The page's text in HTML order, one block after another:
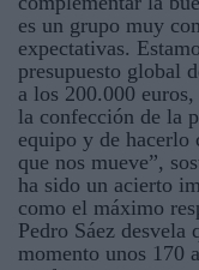
es un grupo muy
expectativas.
presupuesto global
a los 200.000
la confección de la
equipo y de hacerlo
que nos mueve”,
ha sido un acierto
como el máximo
Pedro Sáez desvela
momento unos 170